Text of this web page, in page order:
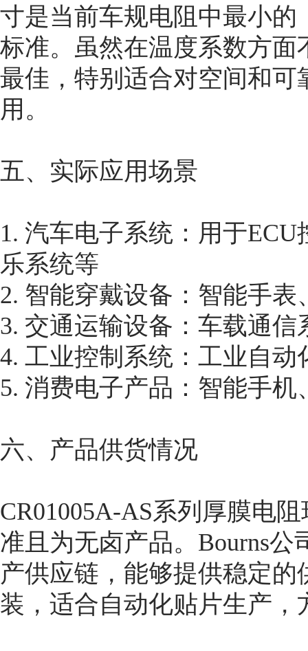
寸是当前车规电阻中最小的
标准。虽然在温度系数方
最佳，特别适合对空间和
用。
五、实际应用场景
1. 汽车电子系统：用于
乐系统等
2. 智能穿戴设备：智能手
3. 交通运输设备：车载通
4. 工业控制系统：工业自
5. 消费电子产品：智能手
六、产品供货情况
CR01005A-AS系列厚膜电
准且为无卤产品。Bourns
产供应链，能够提供稳定
装，适合自动化贴片生产